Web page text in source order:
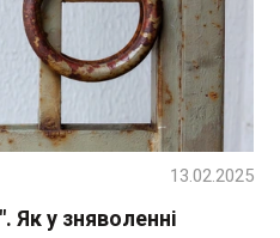
Як у зняволенні
13.02.2025